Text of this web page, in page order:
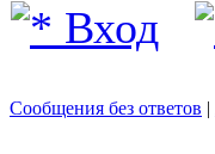
Вход
Сообщения без ответов |